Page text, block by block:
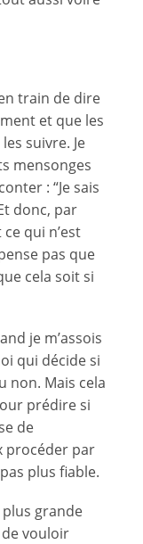
train de dire
et que les
suivre. Je
mensonges
: “Je sais
donc, par
qui n’est
pas que
cela soit si
je m’assois
qui décide si
non. Mais cela
prédire si
de
procéder par
plus fiable.
plus grande
de vouloir